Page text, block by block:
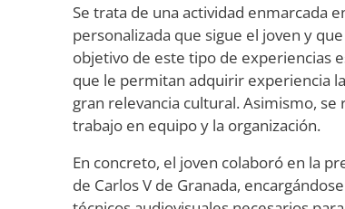
Se trata de una actividad enmarcada
personalizada que sigue el joven y
objetivo de este tipo de experiencias
que le permitan adquirir experiencia
gran relevancia cultural. Asimismo,
trabajo en equipo y la organización.
En concreto, el joven colaboró en la
de Carlos V de Granada,